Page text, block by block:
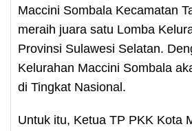
Maccini Sombala Kecamatan
meraih juara satu Lomba
Provinsi Sulawesi Selatan.
Kelurahan Maccini Sombala
di Tingkat Nasional.
Untuk itu, Ketua TP PKK Kota